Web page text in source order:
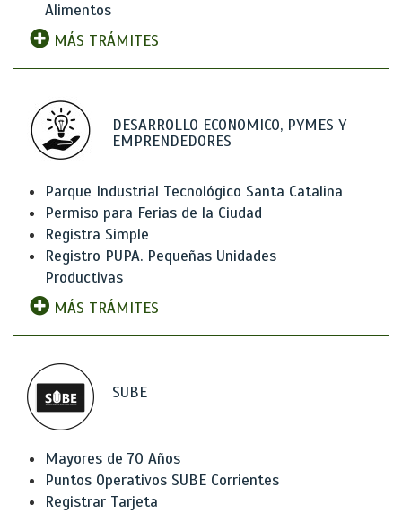
Alimentos
MÁS TRÁMITES
DESARROLLO ECONOMICO, PYMES Y
EMPRENDEDORES
Parque Industrial Tecnológico Santa Catalina
Permiso para Ferias de la Ciudad
Registra Simple
Registro PUPA. Pequeñas Unidades
Productivas
MÁS TRÁMITES
SUBE
Mayores de 70 Años
Puntos Operativos SUBE Corrientes
Registrar Tarjeta